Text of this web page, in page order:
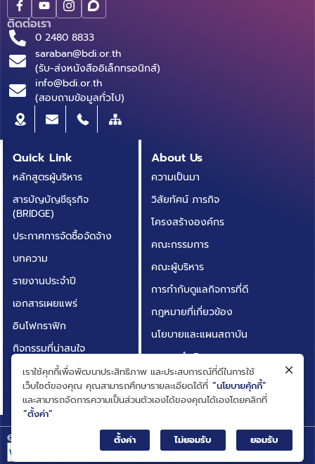
ติดต่อเรา
0 2480 8833
saraban@bdi.or.th
(รับ-ส่งหนังสืออิเล็กทรอนิกส์)
info@bdi.or.th
(สอบถามข้อมูลทั่วไป)
Quick Link
หลักสูตรผู้บริหาร
สารบัญบัญชีธุรกิจ
(BRIDGE)
ประกาศการจัดซื้อจัดจ้าง
บทความ
รายงานประจำปี
เอกสารเผยแพร่
อินโฟกราฟิก
กิจกรรมที่น่าสนใจ
ติดต่อเรา
คำถามที่พบบ่อย
About Us
ความเป็นมา
วิสัยทัศน์ ภารกิจ
โครงสร้างองค์กร
คณะกรรมการ
คณะผู้บริหาร
การกำกับดูแลกิจการที่ดี
กฎหมายที่เกี่ยวข้อง
นโยบายและแผนสถาบัน
ผลการดำเนินงาน
ความโปร่งใสในการดำเนิน
งาน (ITA)
© Big Data Institute | Privacy Notice
เราใช้คุกกี้เพื่อพัฒนาประสิทธิภาพ และประสบการณ์ที่ดีในการใช้
เว็บไซต์ของคุณ คุณสามารถศึกษารายละเอียดได้ที่ “นโยบายคุ้กกี้”
และสามารถจัดการความเป็นส่วนตัวเองได้ของคุณได้เองโดยคลิกที่
“ตั้งค่า”
ตั้งค่า
ไม่ยอมรับ ยอมรับ